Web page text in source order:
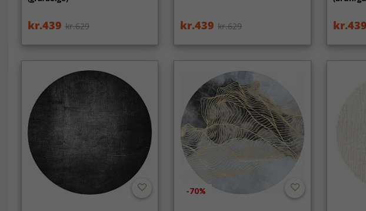
kr.439 kr.629 kr.439 kr.629 kr.439
-70%